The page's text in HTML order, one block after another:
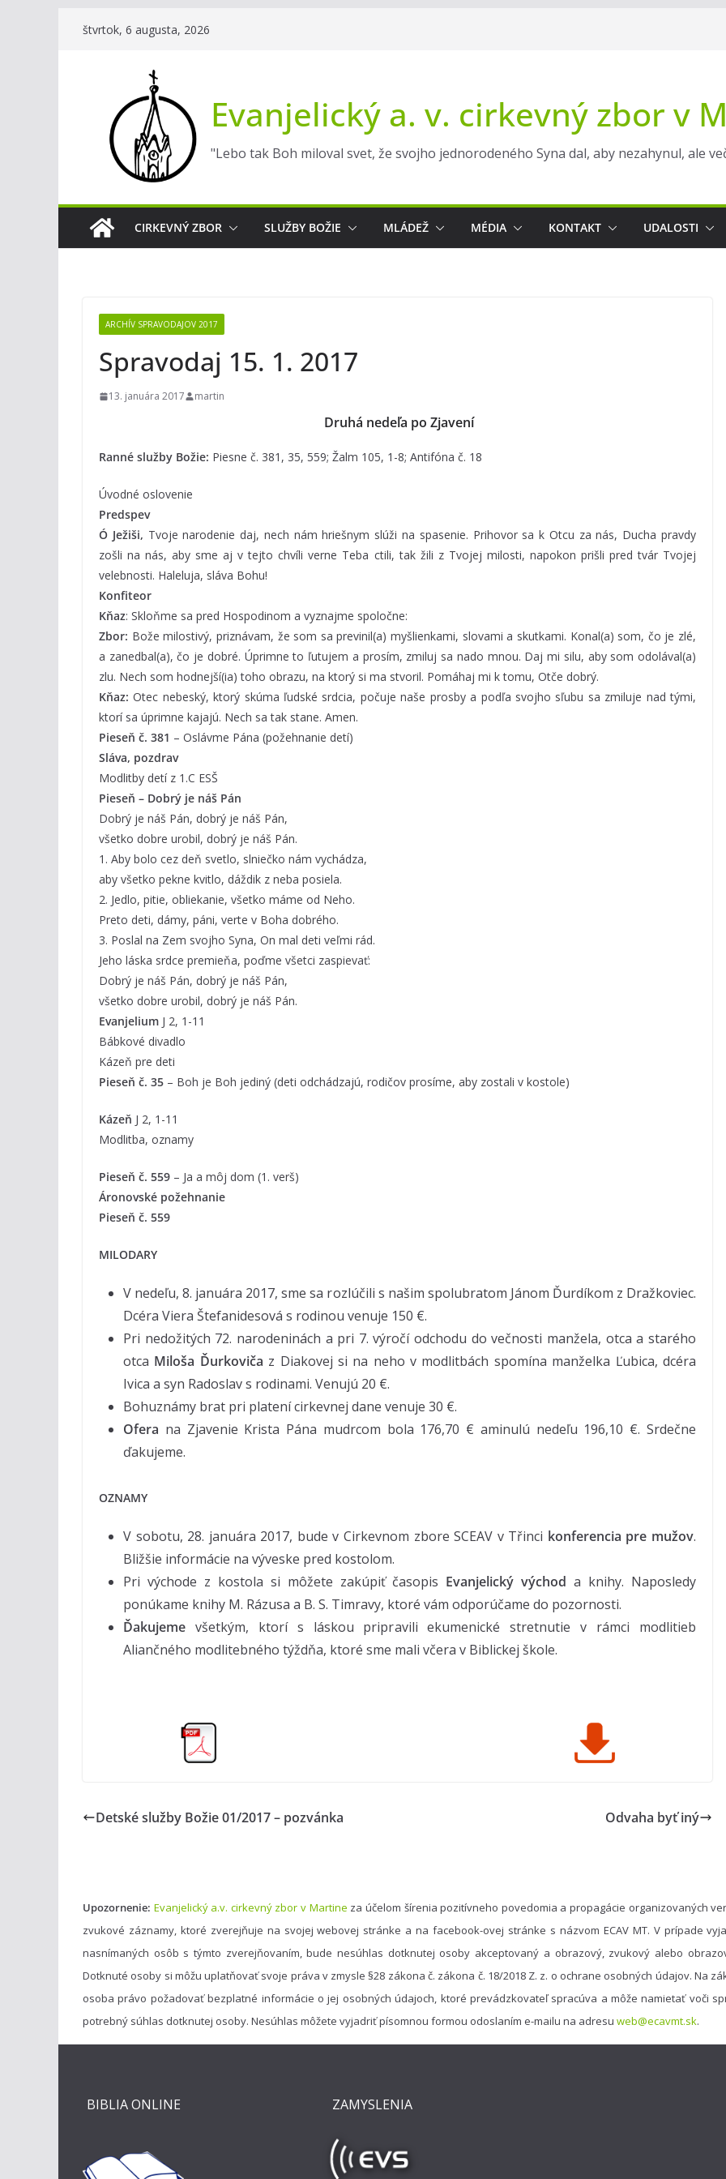
štvrtok, 6 augusta, 2026
Evanjelický a. v. cirkevný zbor v
"Lebo tak Boh miloval svet, že svojho jednorodeného Syna dal, aby nezahynul, ale
CIRKEVNÝ ZBOR SLUŽBY BOŽIE MLÁDEŽ MÉDIA KONTAKT UDALOSTI
ARCHÍV SPRAVODAJOV 2017
Spravodaj 15. 1. 2017
13. januára 2017 martin
Druhá nedeľa po Zjavení
Ranné služby Božie: Piesne č. 381, 35, 559; Žalm 105, 1-8; Antifóna č. 18
Úvodné oslovenie
Predspev
Ó Ježiši, Tvoje narodenie daj, nech nám hriešnym slúži na spasenie. Prihovor sa k Otcu za nás, Ducha pravdy
zošli na nás, aby sme aj v tejto chvíli verne Teba ctili, tak žili z Tvojej milosti, napokon prišli pred tvár Tvojej
velebnosti. Haleluja, sláva Bohu!
Konfiteor
Kňaz: Skloňme sa pred Hospodinom a vyznajme spoločne:
Zbor: Bože milostivý, priznávam, že som sa previnil(a) myšlienkami, slovami a skutkami. Konal(a) som, čo je zlé,
a zanedbal(a), čo je dobré. Úprimne to ľutujem a prosím, zmiluj sa nado mnou. Daj mi silu, aby som odolával(a)
zlu. Nech som hodnejší(ia) toho obrazu, na ktorý si ma stvoril. Pomáhaj mi k tomu, Otče dobrý.
Kňaz: Otec nebeský, ktorý skúma ľudské srdcia, počuje naše prosby a podľa svojho sľubu sa zmiluje nad tými,
ktorí sa úprimne kajajú. Nech sa tak stane. Amen.
Pieseň č. 381 – Oslávme Pána (požehnanie detí)
Sláva, pozdrav
Modlitby detí z 1.C ESŠ
Pieseň – Dobrý je náš Pán
Dobrý je náš Pán, dobrý je náš Pán,
všetko dobre urobil, dobrý je náš Pán.
1. Aby bolo cez deň svetlo, slniečko nám vychádza,
aby všetko pekne kvitlo, dáždik z neba posiela.
2. Jedlo, pitie, obliekanie, všetko máme od Neho.
Preto deti, dámy, páni, verte v Boha dobrého.
3. Poslal na Zem svojho Syna, On mal deti veľmi rád.
Jeho láska srdce premieňa, poďme všetci zaspievať:
Dobrý je náš Pán, dobrý je náš Pán,
všetko dobre urobil, dobrý je náš Pán.
Evanjelium J 2, 1-11
Bábkové divadlo
Kázeň pre deti
Pieseň č. 35 – Boh je Boh jediný (deti odchádzajú, rodičov prosíme, aby zostali v kostole)
Kázeň J 2, 1-11
Modlitba, oznamy
Pieseň č. 559 – Ja a môj dom (1. verš)
Áronovské požehnanie
Pieseň č. 559
MILODARY
V nedeľu, 8. januára 2017, sme sa rozlúčili s našim spolubratom Jánom Ďurdíkom z Dražkoviec.
Dcéra Viera Štefanidesová s rodinou venuje 150 €.
Pri nedožitých 72. narodeninách a pri 7. výročí odchodu do večnosti manžela, otca a starého
otca Miloša Ďurkoviča z Diakovej si na neho v modlitbách spomína manželka Ľubica, dcéra
Ivica a syn Radoslav s rodinami. Venujú 20 €.
Bohuznámy brat pri platení cirkevnej dane venuje 30 €.
Ofera na Zjavenie Krista Pána mudrcom bola 176,70 € aminulú nedeľu 196,10 €. Srdečne
ďakujeme.
OZNAMY
V sobotu, 28. januára 2017, bude v Cirkevnom zbore SCEAV v Třinci konferencia pre mužov.
Bližšie informácie na výveske pred kostolom.
Pri východe z kostola si môžete zakúpiť časopis Evanjelický východ a knihy. Naposledy
ponúkame knihy M. Rázusa a B. S. Timravy, ktoré vám odporúčame do pozornosti.
Ďakujeme všetkým, ktorí s láskou pripravili ekumenické stretnutie v rámci modlitieb
Aliančného modlitebného týždňa, ktoré sme mali včera v Biblickej škole.
Detské služby Božie 01/2017 – pozvánka Odvaha byť iný
Upozornenie: Evanjelický a.v. cirkevný zbor v Martine za účelom šírenia pozitívneho povedomia a propagácie organizovaných
zvukové záznamy, ktoré zverejňuje na svojej webovej stránke a na facebook-ovej stránke s názvom ECAV MT. V prípade
nasnímaných osôb s týmto zverejňovaním, bude nesúhlas dotknutej osoby akceptovaný a obrazový, zvukový alebo
Dotknuté osoby si môžu uplatňovať svoje práva v zmysle §28 zákona č. zákona č. 18/2018 Z. z. o ochrane osobných údajov. Na
osoba právo požadovať bezplatné informácie o jej osobných údajoch, ktoré prevádzkovateľ spracúva a môže namietať voči
potrebný súhlas dotknutej osoby. Nesúhlas môžete vyjadriť písomnou formou odoslaním e-mailu na adresu web@ecavmt.sk.
BIBLIA ONLINE ZAMYSLENIA